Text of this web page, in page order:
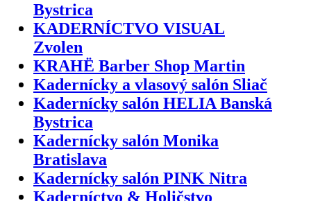
Bystrica
KADERNÍCTVO VISUAL
Zvolen
KRAHË Barber Shop Martin
Kadernícky a vlasový salón Sliač
Kadernícky salón HELIA Banská
Bystrica
Kadernícky salón Monika
Bratislava
Kadernícky salón PINK Nitra
Kaderníctvo & Holičstvo